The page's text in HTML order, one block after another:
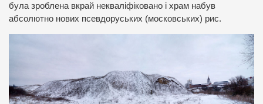
була зроблена вкрай некваліфіковано і храм набув
абсолютно нових псевдоруських (московських) рис.